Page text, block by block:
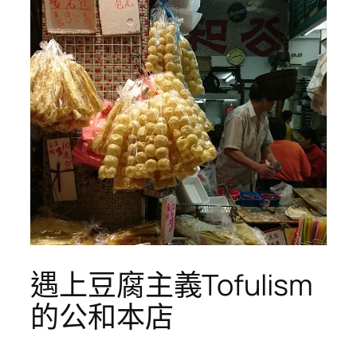
遇上豆腐主義Tofulism
的公和本店